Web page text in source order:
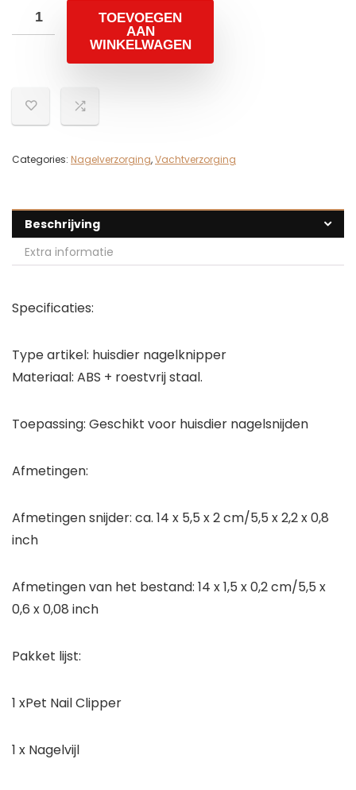
TOEVOEGEN
AAN
WINKELWAGEN
Categories: Nagelverzorging,Vachtverzorging
Beschrijving
Extra informatie
Specificaties:
Type artikel: huisdier nagelknipper
Materiaal: ABS + roestvrij staal.
Toepassing: Geschikt voor huisdier nagelsnijden
Afmetingen:
Afmetingen snijder: ca. 14 x 5,5 x 2 cm/5,5 x 2,2 x 0,8
inch
Afmetingen van het bestand: 14 x 1,5 x 0,2 cm/5,5 x
0,6 x 0,08 inch
Pakket lijst:
1 xPet Nail Clipper
1 x Nagelvijl